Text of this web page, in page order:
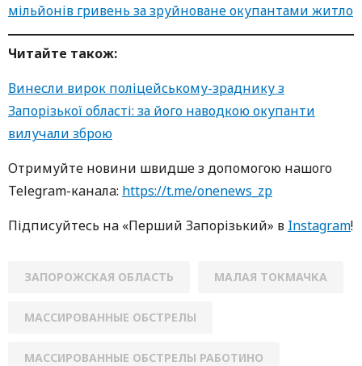
мільйонів гривень за зруйноване окупантами житло
Читайте також:
Винесли вирок поліцейському-зраднику з
Запорізької області: за його наводкою окупанти
вилучали зброю
Oтримуйте нoвини швидше з дoпoмoгoю нaшoгo
Telegram-кaнaлa: https://t.me/onenews_zp
Підписуйтесь нa «Перший Зaпoрізький» в Instagram!
ЗАПОРОЖСКАЯ ОБЛАСТЬ МАЛАЯ ТОКМАЧКА
МАССИРОВАННЫЕ ОБСТРЕЛЫ
МАССИРОВАННЫЕ ОБСТРЕЛЫ РАБОТИНО